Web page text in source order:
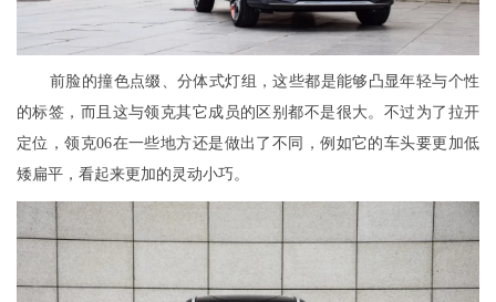
前脸的撞色点缀、分体式灯组，这些都是能够凸显年轻与个性
的标签，而且这与领克其它成员的区别都不是很大。不过为了拉开
定位，领克06在一些地方还是做出了不同，例如它的车头要更加低
矮扁平，看起来更加的灵动小巧。